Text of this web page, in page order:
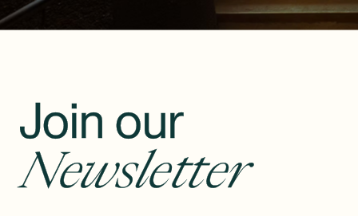
Join our
Newsletter